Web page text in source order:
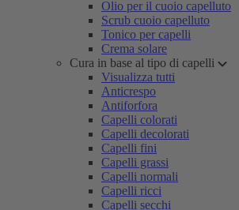
Olio per il cuoio capelluto
Scrub cuoio capelluto
Tonico per capelli
Crema solare
Cura in base al tipo di capelli
Visualizza tutti
Anticrespo
Antiforfora
Capelli colorati
Capelli decolorati
Capelli fini
Capelli grassi
Capelli normali
Capelli ricci
Capelli secchi